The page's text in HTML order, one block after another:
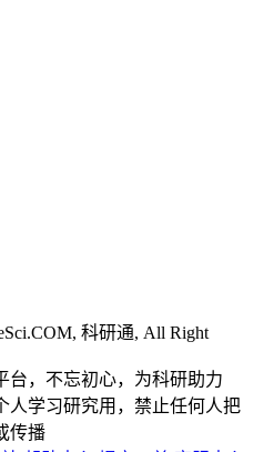
科研通, All Right
台，不忘初心，为科研助力
人学习研究用，禁止任何人把
传播